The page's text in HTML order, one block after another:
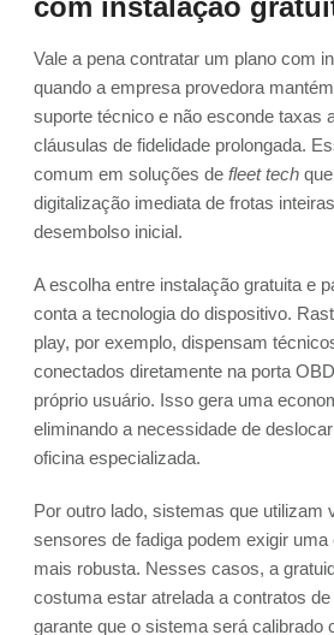
com instalação
Vale a pena contratar um plano com
quando a empresa provedora
suporte técnico e não esconde taxas
cláusulas de fidelidade prolongada.
comum em soluções de fleet tech
digitalização imediata de frotas
desembolso inicial.
A escolha entre instalação gratuita e
conta a tecnologia do dispositivo.
play, por exemplo, dispensam
conectados diretamente na porta
próprio usuário. Isso gera uma
eliminando a necessidade de
oficina especializada.
Por outro lado, sistemas que utilizam
sensores de fadiga podem exigir
mais robusta. Nesses casos, a
costuma estar atrelada a contratos
garante que o sistema será calibrado